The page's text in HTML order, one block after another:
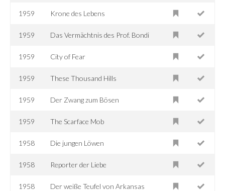
1959 Krone des Lebens
1959 Das Vermächtnis des Prof. Bondi
1959 City of Fear
1959 These Thousand Hills
1959 Der Zwang zum Bösen
1959 The Scarface Mob
1958 Die jungen Löwen
1958 Reporter der Liebe
1958 Der weiße Teufel von Arkansas